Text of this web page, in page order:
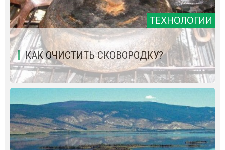
ТЕХНОЛОГИИ
КАК ОЧИСТИТЬ СКОВОРОДКУ?